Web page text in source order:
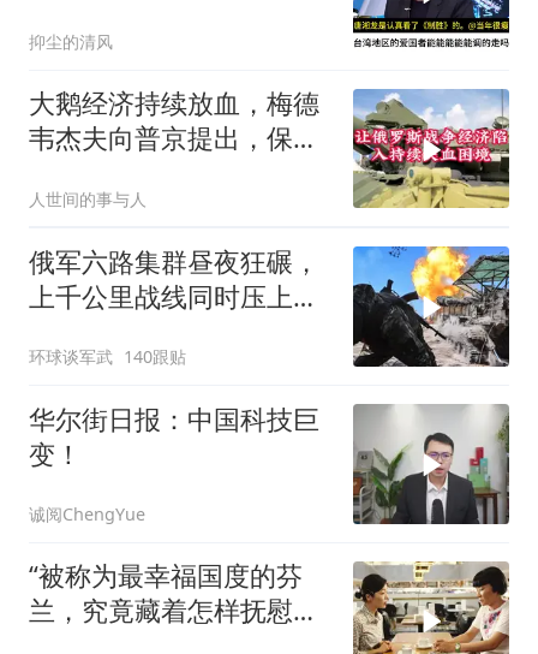
抑尘的清风
大鹅经济持续放血，梅德
韦杰夫向普京提出，保住
人世间的事与人
俄军六路集群昼夜狂碾，
上千公里战线同时压上，
制打残
环球谈军武 140跟贴
华尔街日报：中国科技巨
变！
诚阅ChengYue
“被称为最幸福国度的芬
兰，究竟藏着怎样抚慰人